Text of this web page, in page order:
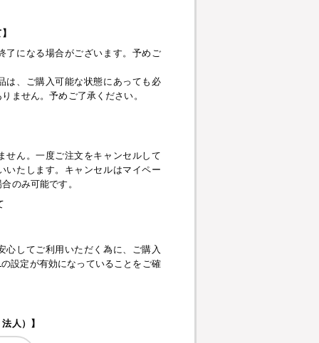
了になる場合がございます。予めご
は、ご購入可能な状態にあっても必
ません。予めご了承ください。
せん。一度ご注文をキャンセルして
いたします。キャンセルはマイペー
のみ可能です。
心してご利用いただく為に、ご購入
設定が有効になっていることをご確
人）】